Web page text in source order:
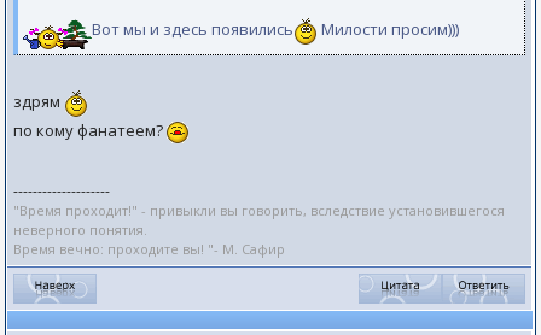
Вот мы и здесь появились Милости просим)))
здрям
по кому фанатеем?
--------------------
"Время проходит!" - привыкли вы говорить, вследствие установившегося
неверного понятия.
Время вечно: проходите вы! "- М. Сафир